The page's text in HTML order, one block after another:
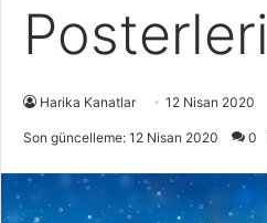
Posterleri
Harika Kanatlar 12 Nisan 2020
Son güncelleme: 12 Nisan 2020 0